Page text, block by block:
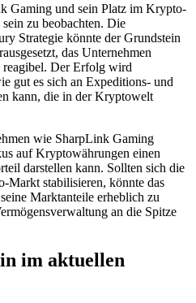
Gaming und sein Platz im Krypto-
zu beobachten. Die
Strategie könnte der Grundstein
das Unternehmen
reagibel. Der Erfolg wird
gut es sich an Expeditions- und
kann, die in der Kryptowelt
wie SharpLink Gaming
auf Kryptowährungen einen
darstellen kann. Sollten sich die
Markt stabilisieren, könnte das
Marktanteile erheblich zu
an die Spitze
im aktuellen